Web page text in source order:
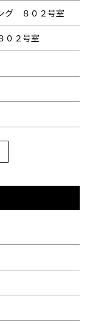
グ ８０２号室
０２号室